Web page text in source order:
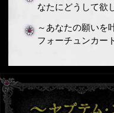
なたにどうして欲
～あなたの願いを
フォーチュンカー